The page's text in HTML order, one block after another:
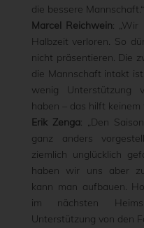
die bessere Mannschaft.“
Marcel Reichwein: „Wir
Halbzeit verloren. So
nicht präsentieren. Die
die Mannschaft intakt
wenig Unterstützung
haben – das hilft keinem
Erik Zenga: „Den
ganz anders
ziemlich unglücklich
haben wir uns aber
kann man aufbauen.
im nächsten
Unterstützung von den